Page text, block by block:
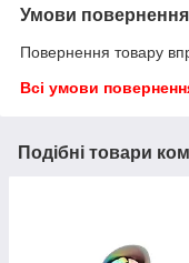
Умови повернення
Повернення товару
Всі умови
Подібні товари